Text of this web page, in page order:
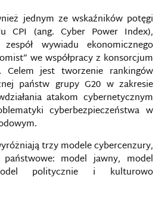
jednym ze wskaźników potęgi
CPI (ang. Cyber Power Index),
wywiadu ekonomicznego
we współpracy z konsorcjum
jest tworzenie rankingów
państw grupy G20 w zakresie
atakom cybernetycznym
cyberbezpieczeństwa w
trzy modele cybercenzury,
model jawny, model
politycznie i kulturowo
OSOBOWYCH
NIEJAWNYCH
WOJSKOWEJ